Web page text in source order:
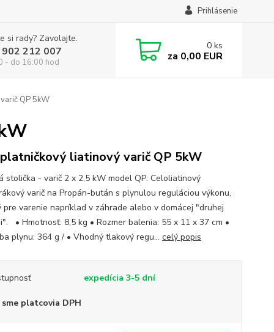
Prihlásenie
si rady? Zavolajte.
212 007
- do 16:00 hod
0 ks
za 0,00 EUR
QP 5kW
liatinový varič QP 5kW
stolička - varič 2 x 2,5 kW model QP: Celoliatinový
varič na Propán-bután s plynulou reguláciou výkonu,
pre varenie napríklad v záhrade alebo v domácej "druhej
• Hmotnosť: 8,5 kg • Rozmer balenia: 55 x 11 x 37 cm •
plynu: 364 g / • Vhodný tlakový regu... celý popis
expedícia 3-5 dní
sme platcovia DPH